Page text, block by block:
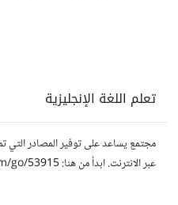
تعلم اللغة الإنجليزية
عبر الانترنت. ابدأ من هنا: https://io.hsoub.com/go/53915